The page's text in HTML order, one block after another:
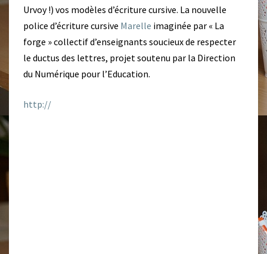
R
E
L
L
Urvoy !) vos modèles d’écriture cursive. La nouvelle
police d’écriture cursive Marelle imaginée par « La
forge » collectif d’enseignants soucieux de respecter
le ductus des lettres, projet soutenu par la Direction
du Numérique pour l’Education.
http://